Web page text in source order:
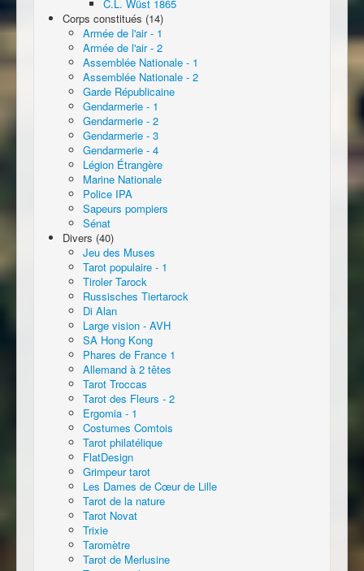
C.L. Wüst 1865
Corps constitués (14)
Armée de l'air - 1
Armée de l'air - 2
Assemblée Nationale - 1
Assemblée Nationale - 2
Garde Républicaine
Gendarmerie - 1
Gendarmerie - 2
Gendarmerie - 3
Gendarmerie - 4
Légion Étrangère
Marine Nationale
Police IPA
Sapeurs pompiers
Sénat
Divers (40)
Jeu des Muses
Tarot populaire - 1
Tiroler Tarock
Russisches Tiertarock
Di Alan
Large vision - AVH
SA Hong Kong
Phares de France 1
Allemand à 2 têtes
Tarot Troccas
Tarot des Fleurs - 2
Ergomia - 1
Costumes Comtois
Tarot philatélique
FlatDesign
Grimpeur tarot
Les Dames de Cœur de Lille
Tarot de la nature
Tarot Novat
Trixie
Taromètre
Tarot de Merlusine